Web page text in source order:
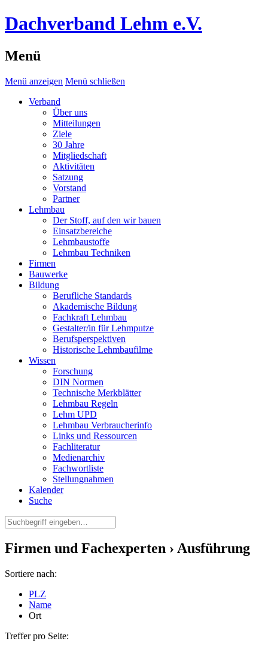
Dachverband Lehm e.V.
Menü
Menü anzeigen Menü schließen
Verband
Über uns
Mitteilungen
Ziele
30 Jahre
Mitgliedschaft
Aktivitäten
Satzung
Vorstand
Partner
Lehmbau
Der Stoff, auf den wir bauen
Einsatzbereiche
Lehmbaustoffe
Lehmbau Techniken
Firmen
Bauwerke
Bildung
Berufliche Standards
Akademische Bildung
Fachkraft Lehmbau
Gestalter/in für Lehmputze
Berufsperspektiven
Historische Lehmbaufilme
Wissen
Forschung
DIN Normen
Technische Merkblätter
Lehmbau Regeln
Lehm UPD
Lehmbau Verbraucherinfo
Links und Ressourcen
Fachliteratur
Medienarchiv
Fachwortliste
Stellungnahmen
Kalender
Suche
Firmen und Fachexperten › Ausführung
Sortiere nach:
PLZ
Name
Ort
Treffer pro Seite: